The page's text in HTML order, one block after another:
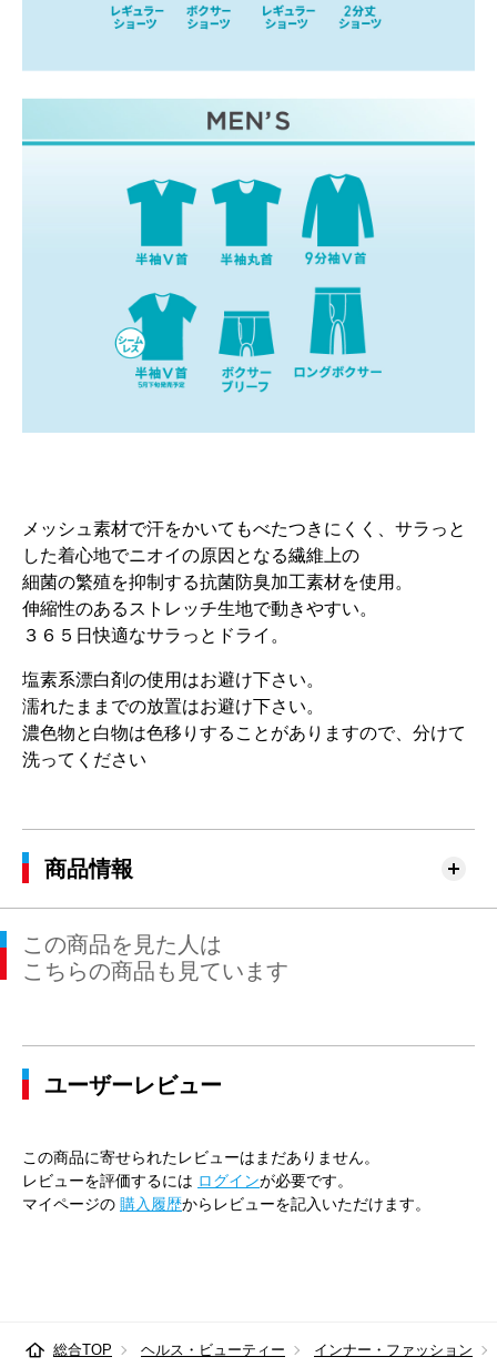
メッシュ素材で汗をかいてもべたつきにくく、サラっと
した着心地でニオイの原因となる繊維上の
細菌の繁殖を抑制する抗菌防臭加工素材を使用。
伸縮性のあるストレッチ生地で動きやすい。
３６５日快適なサラっとドライ。
塩素系漂白剤の使用はお避け下さい。
濡れたままでの放置はお避け下さい。
濃色物と白物は色移りすることがありますので、分けて
洗ってください
商品情報
この商品を見た人は
こちらの商品も見ています
ユーザーレビュー
この商品に寄せられたレビューはまだありません。
レビューを評価するには ログインが必要です。
マイページの 購入履歴からレビューを記入いただけます。
総合TOP ヘルス・ビューティー インナー・ファッション